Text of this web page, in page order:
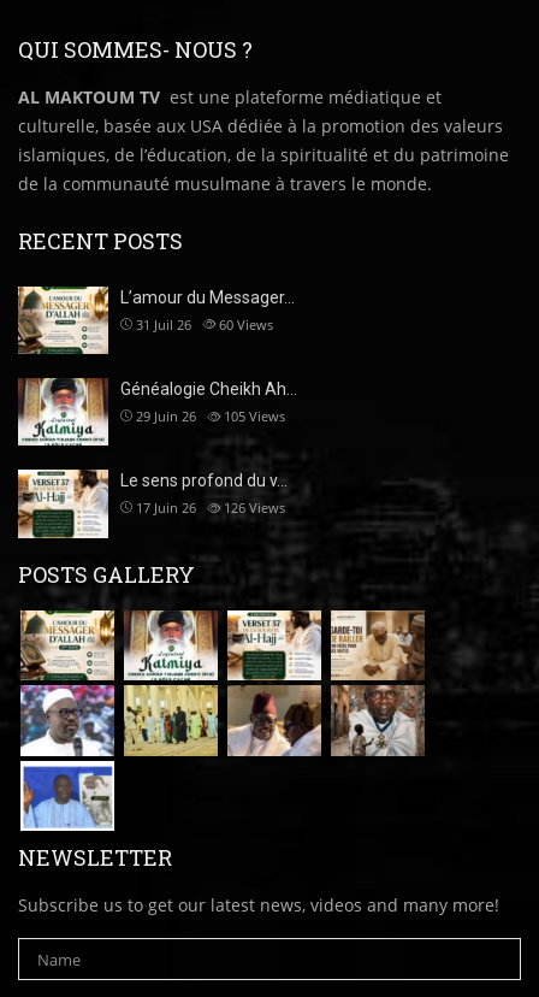
QUI SOMMES- NOUS ?
AL MAKTOUM TV est une plateforme médiatique et
culturelle, basée aux USA dédiée à la promotion des valeurs
islamiques, de l’éducation, de la spiritualité et du patrimoine
de la communauté musulmane à travers le monde.
RECENT POSTS
L’amour du Messager…
31 Juil 26 60 Views
Généalogie Cheikh Ah…
29 Juin 26 105 Views
Le sens profond du v…
17 Juin 26 126 Views
POSTS GALLERY
NEWSLETTER
Subscribe us to get our latest news, videos and many more!